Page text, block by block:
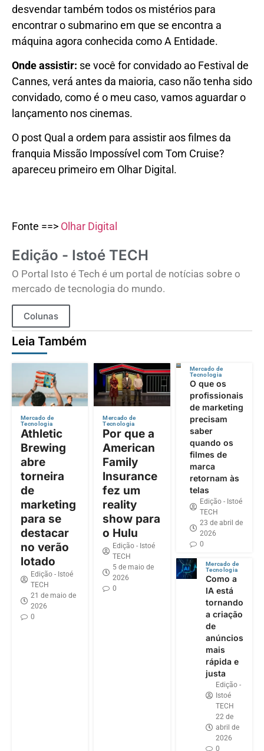
desvendar também todos os mistérios para
encontrar o submarino em que se encontra a
máquina agora conhecida como A Entidade.
Onde assistir: se você for convidado ao Festival de
Cannes, verá antes da maioria, caso não tenha sido
convidado, como é o meu caso, vamos aguardar o
lançamento nos cinemas.
O post Qual a ordem para assistir aos filmes da
franquia Missão Impossível com Tom Cruise?
apareceu primeiro em Olhar Digital.
Fonte ==> Olhar Digital
Edição - Istoé TECH
O Portal Isto é Tech é um portal de notícias sobre o
mercado de tecnologia do mundo.
Colunas
Leia Também
Mercado de
Tecnologia
Athletic
Brewing
abre
torneira
de
marketing
para se
destacar
no verão
lotado
Edição - Istoé
TECH
21 de maio de
2026
0
Mercado de
Tecnologia
Por que a
American
Family
Insurance
fez um
reality
show para
o Hulu
Edição - Istoé
TECH
5 de maio de
2026
0
Mercado de
Tecnologia
O que os
profissionais
de marketing
precisam
saber
quando os
filmes de
marca
retornam às
telas
Edição - Istoé
TECH
23 de abril de
2026
0
Mercado de
Tecnologia
Como a
IA está
tornando
a criação
de
anúncios
mais
rápida e
justa
Edição -
Istoé
TECH
22 de
abril de
2026
0